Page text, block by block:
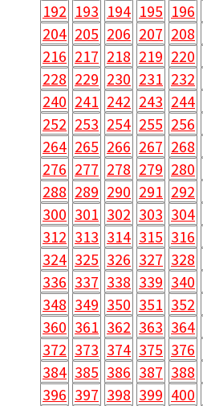
192 193 194 195 196
204 205 206 207 208
216 217 218 219 220
228 229 230 231 232
240 241 242 243 244
252 253 254 255 256
264 265 266 267 268
276 277 278 279 280
288 289 290 291 292
300 301 302 303 304
312 313 314 315 316
324 325 326 327 328
336 337 338 339 340
348 349 350 351 352
360 361 362 363 364
372 373 374 375 376
384 385 386 387 388
396 397 398 399 400